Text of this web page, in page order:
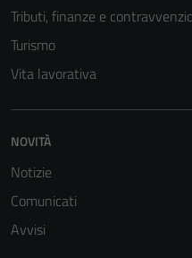
Tributi, finanze e
Turismo
Vita lavorativa
NOVITÀ
Notizie
Comunicati
Avvisi